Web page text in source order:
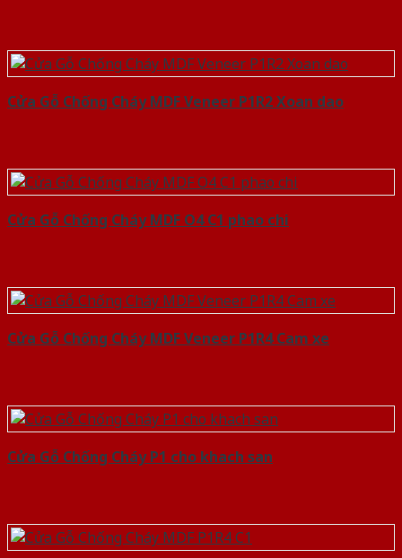
Cửa Gỗ Chống Cháy MDF Veneer P1R2 Xoan dao
Cửa Gỗ Chống Cháy MDF O4 C1 phao chi
Cửa Gỗ Chống Cháy MDF Veneer P1R4 Cam xe
Cửa Gỗ Chống Cháy P1 cho khach san